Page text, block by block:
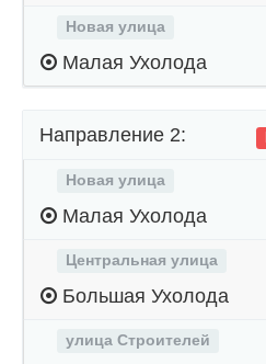
Новая улица
Малая Ухолода
Направление 2:
Новая улица
Малая Ухолода
Центральная улица
Большая Ухолода
улица Строителей